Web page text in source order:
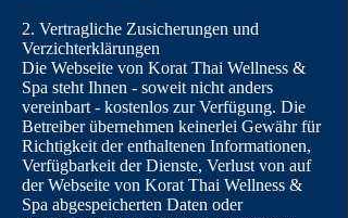
2. Vertragliche Zusicherungen und
Verzichterklärungen
Die Webseite von Korat Thai Wellness &
Spa steht Ihnen - soweit nicht anders
vereinbart - kostenlos zur Verfügung. Die
Betreiber übernehmen keinerlei Gewähr für
Richtigkeit der enthaltenen Informationen,
Verfügbarkeit der Dienste, Verlust von auf
der Webseite von Korat Thai Wellness &
Spa abgespeicherten Daten oder